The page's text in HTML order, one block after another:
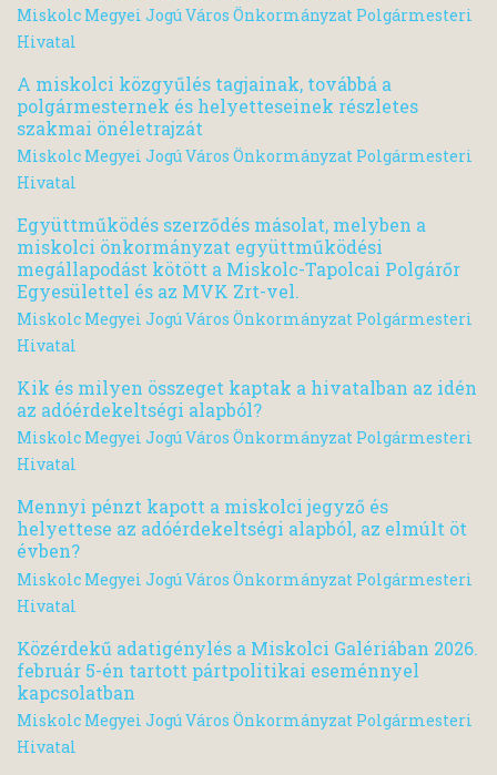
Miskolc Megyei Jogú Város Önkormányzat Polgármesteri
Hivatal
A miskolci közgyűlés tagjainak, továbbá a
polgármesternek és helyetteseinek részletes
szakmai önéletrajzát
Miskolc Megyei Jogú Város Önkormányzat Polgármesteri
Hivatal
Együttműködés szerződés másolat, melyben a
miskolci önkormányzat együttműködési
megállapodást kötött a Miskolc-Tapolcai Polgárőr
Egyesülettel és az MVK Zrt-vel.
Miskolc Megyei Jogú Város Önkormányzat Polgármesteri
Hivatal
Kik és milyen összeget kaptak a hivatalban az idén
az adóérdekeltségi alapból?
Miskolc Megyei Jogú Város Önkormányzat Polgármesteri
Hivatal
Mennyi pénzt kapott a miskolci jegyző és
helyettese az adóérdekeltségi alapból, az elmúlt öt
évben?
Miskolc Megyei Jogú Város Önkormányzat Polgármesteri
Hivatal
Közérdekű adatigénylés a Miskolci Galériában 2026.
február 5-én tartott pártpolitikai eseménnyel
kapcsolatban
Miskolc Megyei Jogú Város Önkormányzat Polgármesteri
Hivatal